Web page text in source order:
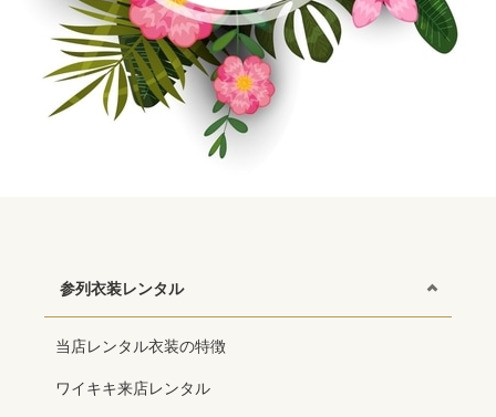
参列衣装レンタル
当店レンタル衣装の特徴
ワイキキ来店レンタル